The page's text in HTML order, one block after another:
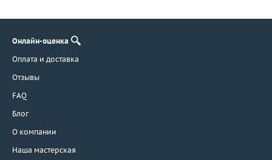
Онлайн-оценка
Оплата и доставка
Отзывы
FAQ
Блог
О компании
Наша мастерская